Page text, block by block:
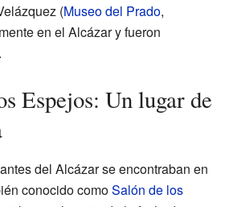
(Museo del Prado,
en el Alcázar y fueron
Espejos: Un lugar de
del Alcázar se encontraban en
conocido comoSalón de los